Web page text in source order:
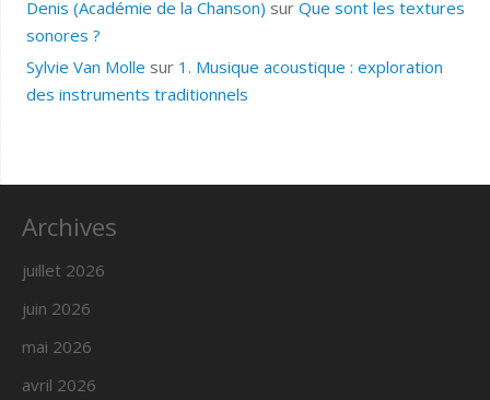
Denis (Académie de la Chanson) sur Que sont les textures
sonores ?
Sylvie Van Molle sur 1. Musique acoustique : exploration
des instruments traditionnels
Archives
juillet 2026
juin 2026
mai 2026
avril 2026